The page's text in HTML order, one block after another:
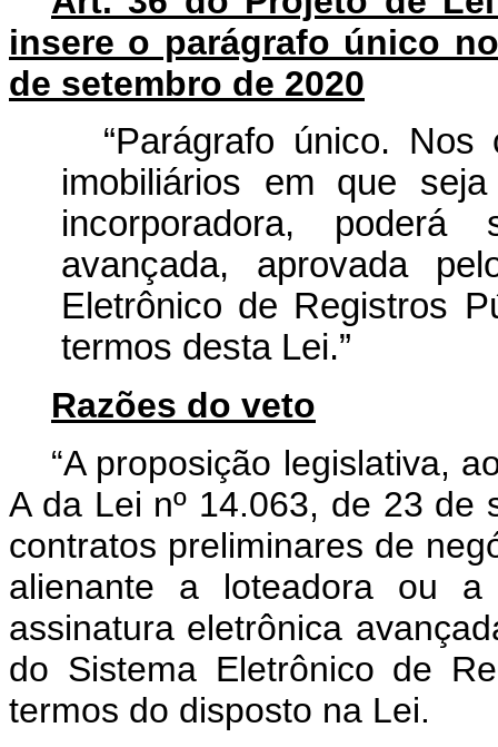
insere o parágrafo único
de setembro de 2020
“Parágrafo único.
imobiliários em que
incorporadora, poderá
avançada, aprovada
Eletrônico de Registros
termos desta Lei.”
Razões do veto
“A proposição legislativa,
A da Lei nº 14.063, de 23 de
contratos preliminares de
alienante a loteadora ou a
assinatura eletrônica
do Sistema Eletrônico de
termos do disposto na Lei.